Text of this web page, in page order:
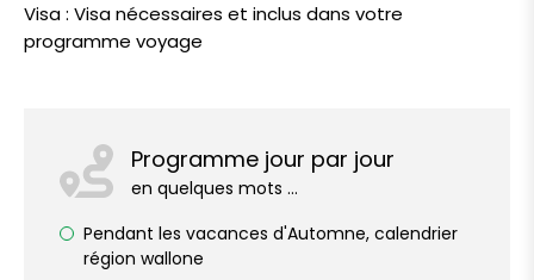
Visa : Visa nécessaires et inclus dans votre
programme voyage
Programme jour par jour
en quelques mots ...
Pendant les vacances d'Automne, calendrier
région wallone